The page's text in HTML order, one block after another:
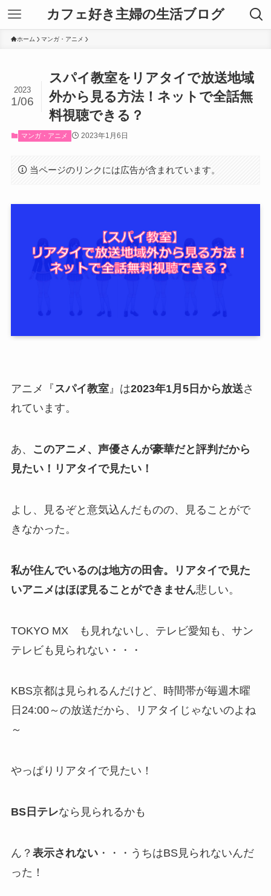
カフェ好き主婦の生活ブログ
ホーム マンガ・アニメ
スパイ教室をリアタイで放送地域
外から見る方法！ネットで全話無
料視聴できる？
2023
1/06
マンガ・アニメ 2023年1月6日
当ページのリンクには広告が含まれています。
アニメ『スパイ教室』は2023年1月5日から放送さ
れています。
あ、
このアニメ、声優さんが豪華だと評判だから
見たい！リアタイで見たい！
よし、見るぞと意気込んだものの、見ることがで
きなかった。
私が住んでいるのは地方の田舎。リアタイで見た
いアニメはほぼ見ることができません悲しい。
TOKYO MX も見れないし、テレビ愛知も、サン
テレビも見られない・・・
KBS京都は見られるんだけど、時間帯が毎週木曜
日24:00～の放送だから、リアタイじゃないのよね
～
やっぱりリアタイで見たい！
BS日テレなら見られるかも
ん？ 表示されない・・・うちはBS見られないんだ
った！